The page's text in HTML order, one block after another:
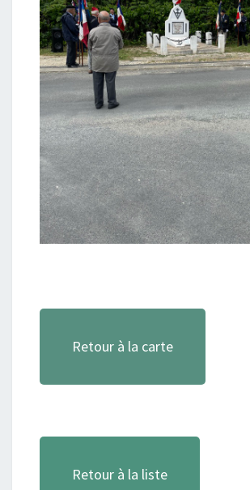
Retour à la carte
Retour à la liste